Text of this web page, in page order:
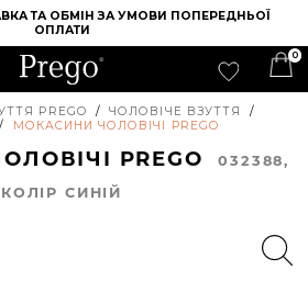
ТА ОБМІН ЗА УМОВИ ПОПЕРЕДНЬОЇ
ОПЛАТИ
0
PREGO / ЧОЛОВІЧЕ ВЗУТТЯ
/
/ МОКАСИНИ ЧОЛОВІЧІ PREGO
PREGO032388,
КОЛIР СИНІЙ